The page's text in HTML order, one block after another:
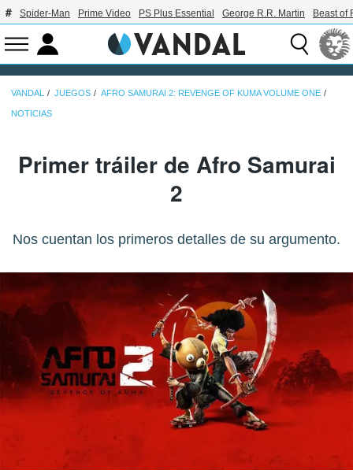
Spider-Man Prime Video PS Plus Essential George R.R. Martin Beast of
VANDAL JUEGOS AFRO SAMURAI 2: REVENGE OF KUMA VOLUME ONE
NOTICIAS
Primer tráiler de Afro Samurai
2
Nos cuentan los primeros detalles de su argumento.